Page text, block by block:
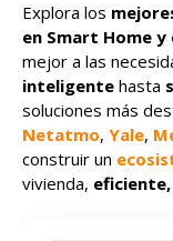
Explora los
en Smart Home
mejor a las
inteligente hasta
soluciones más
Netatmo, Yale,
construir un
vivienda,